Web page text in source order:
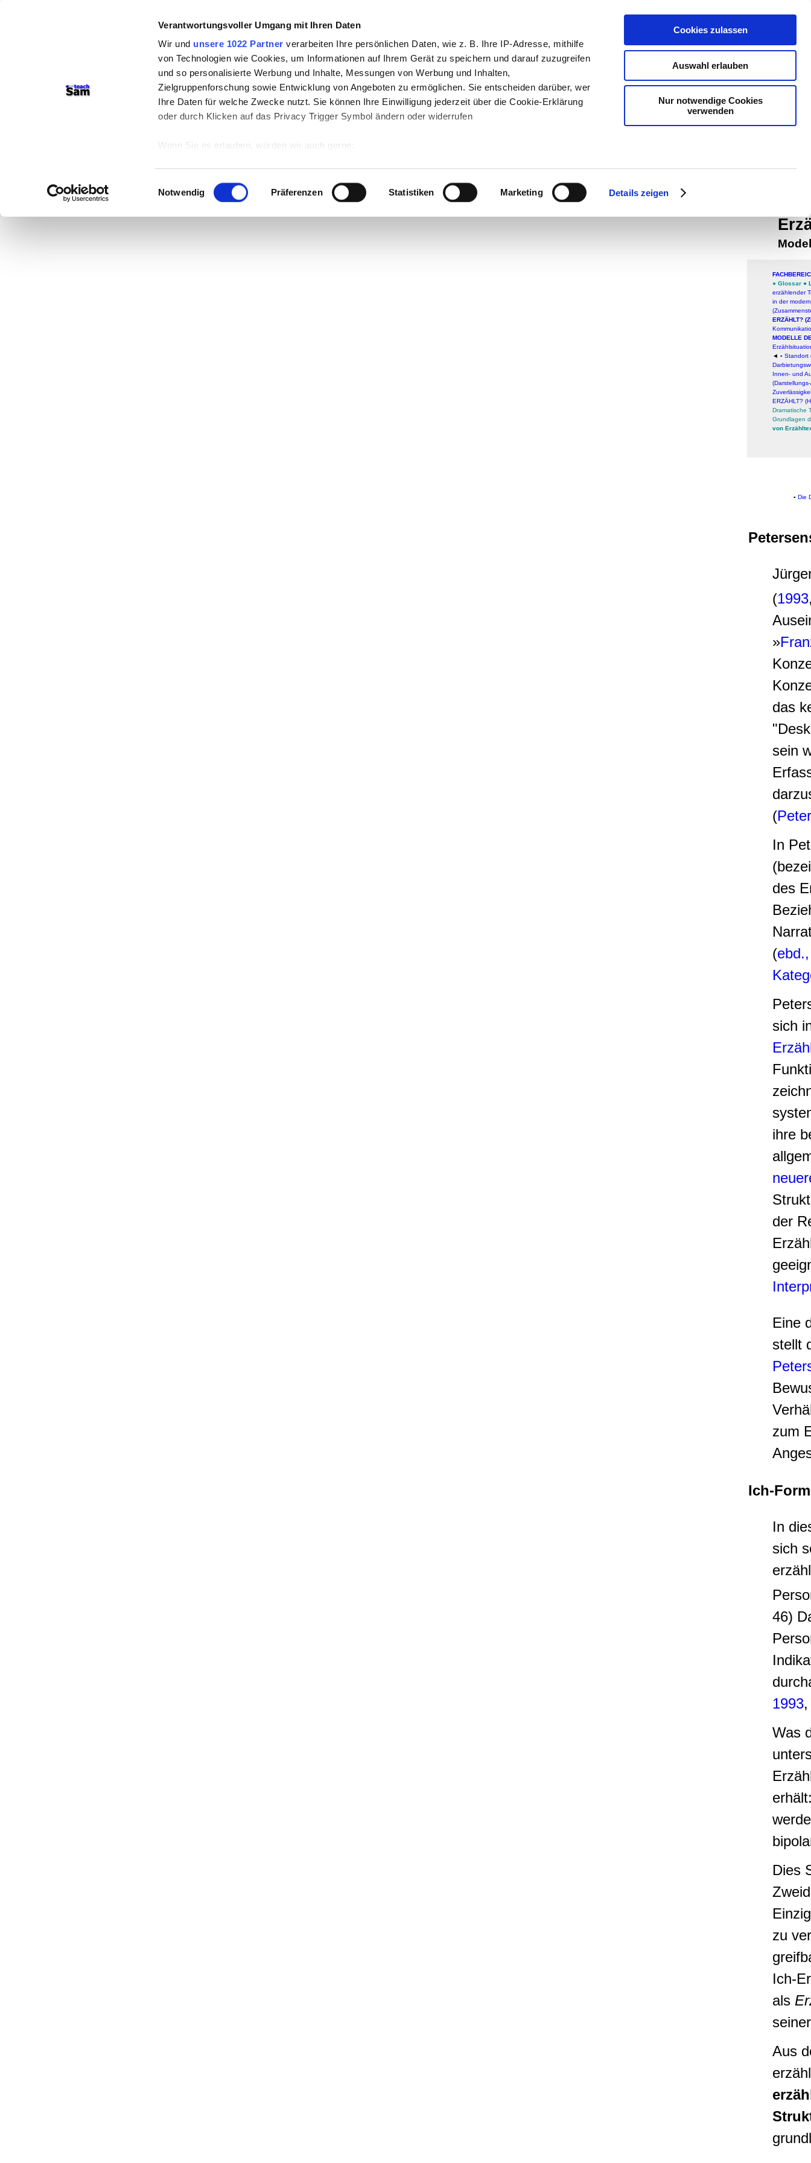
Verantwortungsvoller Umgang mit Ihren Daten
Wir und unsere 1022 Partner verarbeiten Ihre persönlichen Daten, wie z. B. Ihre IP-Adresse, mithilfe
von Technologien wie Cookies, um Informationen auf Ihrem Gerät zu speichern und darauf zuzugreifen
und so personalisierte Werbung und Inhalte, Messungen von Werbung und Inhalten,
Zielgruppenforschung sowie Entwicklung von Angeboten zu ermöglichen. Sie entscheiden darüber, wer
Ihre Daten für welche Zwecke nutzt. Sie können Ihre Einwilligung jederzeit über die Cookie-Erklärung
oder durch Klicken auf das Privacy Trigger Symbol ändern oder widerrufen
Wenn Sie es erlauben, würden wir auch gerne:
Ihr Gerät durch aktives Scannen nach bestimmten Merkmalen (Fingerprinting) identifizieren
Erfahren Sie mehr darüber, wie Ihre persönlichen Daten verarbeitet werden, und legen Sie Ihre
Präferenzen imAbschnitt Einzelheitenfest.
Einwilligungsauswahl
Notwendig Präferenzen Statistiken Marketing Details zeigen
Cookies zulassen
Auswahl erlauben
Nur notwendige Cookies
verwenden
Medien
● Glossar ●
erzählender
in der
ERZÄHLT?
MODELLE
◄ ▪ Standort
Innen- und
ERZÄHLT?
Dramatische
Grundlagen
von
▪ Die
(1993
»
das
sein
(
In
des
(ebd.,
sich
ihre
der
Eine
stellt
zum
Ich-Form
In
sich
46)
1993
Was
Dies
zu
Ich-
als
Aus